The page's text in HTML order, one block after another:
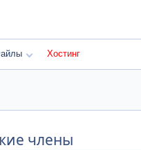
Хостинг
члены